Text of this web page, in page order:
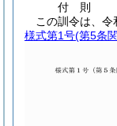
付 則
この訓令は、令
様式第1号(第5条